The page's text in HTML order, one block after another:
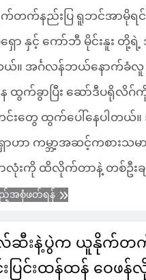
တက်နည်းပြ ရူဘင်အာမိုရင်
ော နှင့် ကော်ဘီ မိုင်းနူး တို့
ယ်။ အင်္ဂလန်ဘယ်နောက်ခံ
ထွက်ခွာပြီး ဆော်ဒီပရိုလိဂ်
းတွေ ထွက်ပေါ်နေပါတယ်။ ဒ
ာဟာ ကမ္ဘာ့အဆင့်ကစားသမ
လုံးကို ထိလိုက်တာနဲ့ တစ်ဦးချ
ည့်အစုံဖတ်ရန်
လ်ဆီးနဲ့ပွဲက ယူနိုက်တ
င်းပြင်းထန်ထန် ဝေ